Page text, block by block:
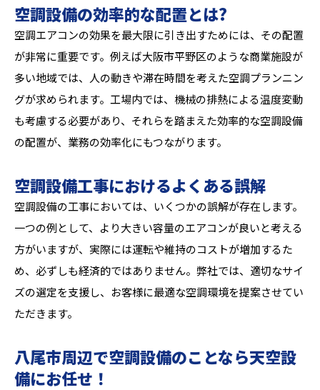
空調設備の効率的な配置とは?
空調エアコンの効果を最大限に引き出すためには、その配置
が非常に重要です。例えば大阪市平野区のような商業施設が
多い地域では、人の動きや滞在時間を考えた空調プランニン
グが求められます。工場内では、機械の排熱による温度変動
も考慮する必要があり、それらを踏まえた効率的な空調設備
の配置が、業務の効率化にもつながります。
空調設備工事におけるよくある誤解
空調設備の工事においては、いくつかの誤解が存在します。
一つの例として、より大きい容量のエアコンが良いと考える
方がいますが、実際には運転や維持のコストが増加するた
め、必ずしも経済的ではありません。弊社では、適切なサイ
ズの選定を支援し、お客様に最適な空調環境を提案させてい
ただきます。
八尾市周辺で空調設備のことなら天空設
備にお任せ！